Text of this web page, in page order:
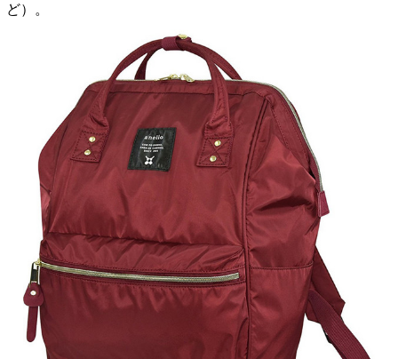
ど）。